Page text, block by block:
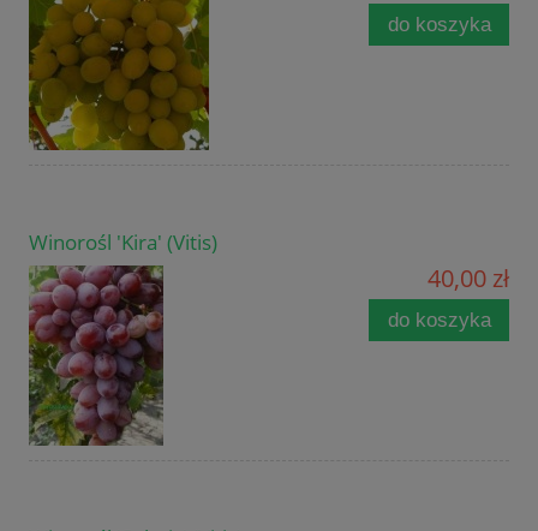
do koszyka
Winorośl 'Kira' (Vitis)
40,00 zł
do koszyka